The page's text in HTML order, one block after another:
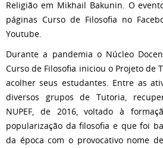
Religião em Mikhail Bakunin. O
páginas Curso de Filosofia no
Youtube.
Durante a pandemia o Núcleo
Curso de Filosofia iniciou o Projeto de
acolher seus estudantes. Entre as
diversos grupos de Tutoria,
NUPEF, de 2016, voltado à
popularização da filosofia e que foi
da época com o provocativo nome